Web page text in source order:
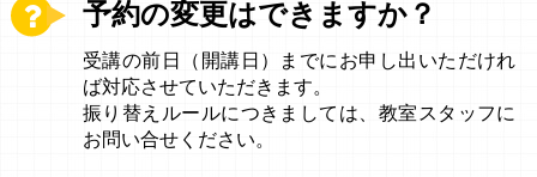
予約の変更はできますか？
受講の前日（開講日）までにお申し出いただけれ
ば対応させていただきます。
振り替えルールにつきましては、教室スタッフに
お問い合せください。